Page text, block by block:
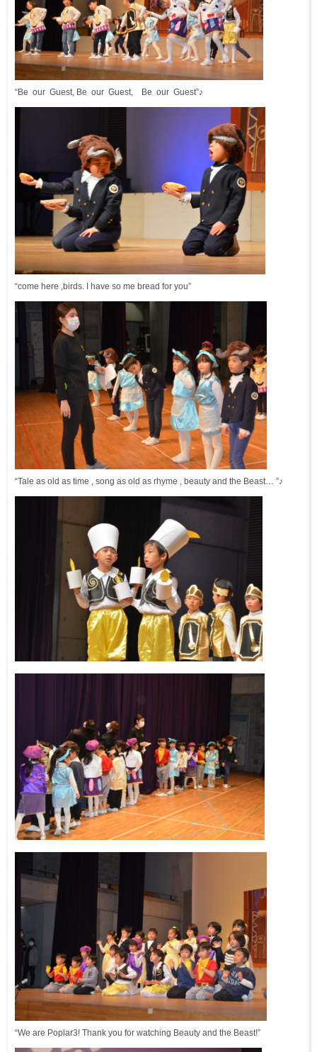
“Be our Guest, Be our Guest, Be our Guest”♪
“come here ,birds. I have so me bread for you”
“Tale as old as time , song as old as rhyme , beauty and the Beast… ”♪
“We are Poplar3! Thank you for watching Beauty and the Beast!”